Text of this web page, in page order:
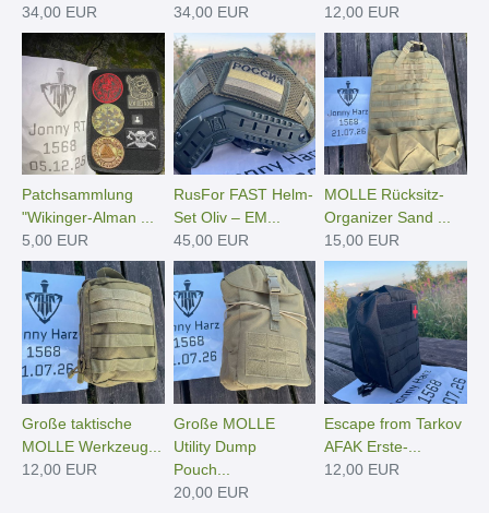
34,00 EUR
34,00 EUR
12,00 EUR
Patchsammlung
"Wikinger-Alman ...
5,00 EUR
RusFor FAST Helm-
Set Oliv – EM...
45,00 EUR
MOLLE Rücksitz-
Organizer Sand ...
15,00 EUR
Große taktische
MOLLE Werkzeug...
12,00 EUR
Große MOLLE
Utility Dump
Pouch...
20,00 EUR
Escape from Tarkov
AFAK Erste-...
12,00 EUR